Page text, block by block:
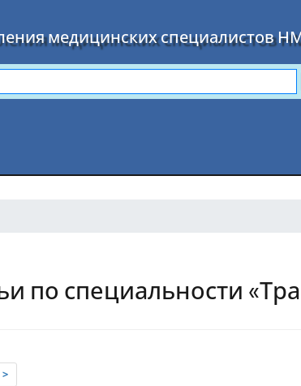
медицинских специалистов
по специальности
>